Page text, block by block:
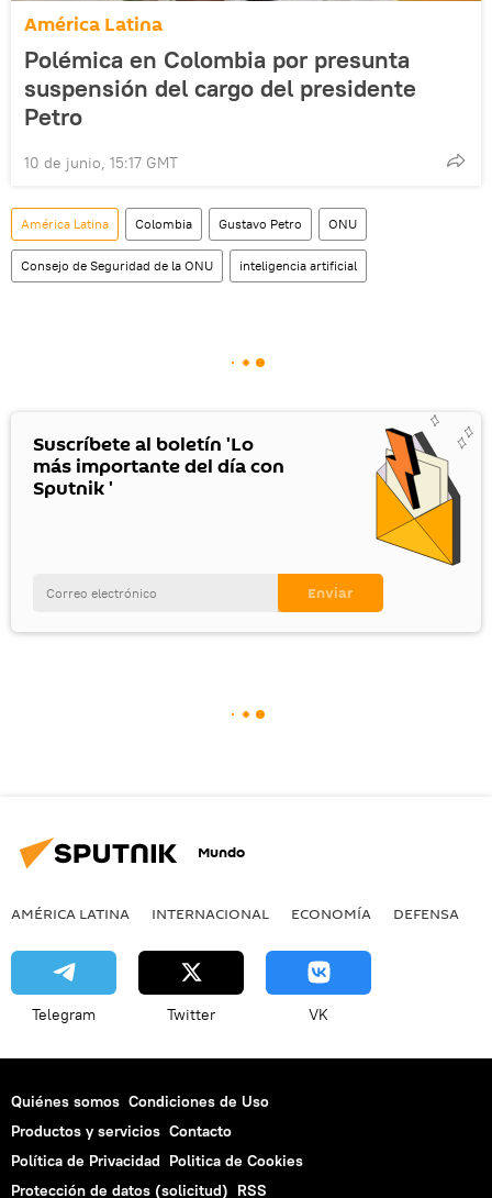
América Latina
Polémica en Colombia por presunta
suspensión del cargo del presidente
Petro
10 de junio, 15:17 GMT
América Latina Colombia Gustavo Petro ONU
Consejo de Seguridad de la ONU inteligencia artificial
Suscríbete al boletín 'Lo
más importante del día con
Sputnik '
Mundo
AMÉRICA LATINA INTERNACIONAL ECONOMÍA DEFENSA
Telegram Twitter VK
Quiénes somos Condiciones de Uso
Productos y servicios Contacto
Política de Privacidad Politica de Cookies
Protección de datos (solicitud) RSS